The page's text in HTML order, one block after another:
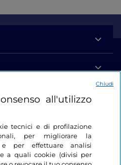
all'utilizzo
tecnici e di profilazione
per migliorare la
per effettuare analisi
a quali cookie (divisi per
Chiudi